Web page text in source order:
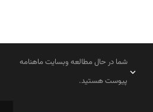
شما در حال مطالعه وبسایت ماهنامه
پیوست هستید.